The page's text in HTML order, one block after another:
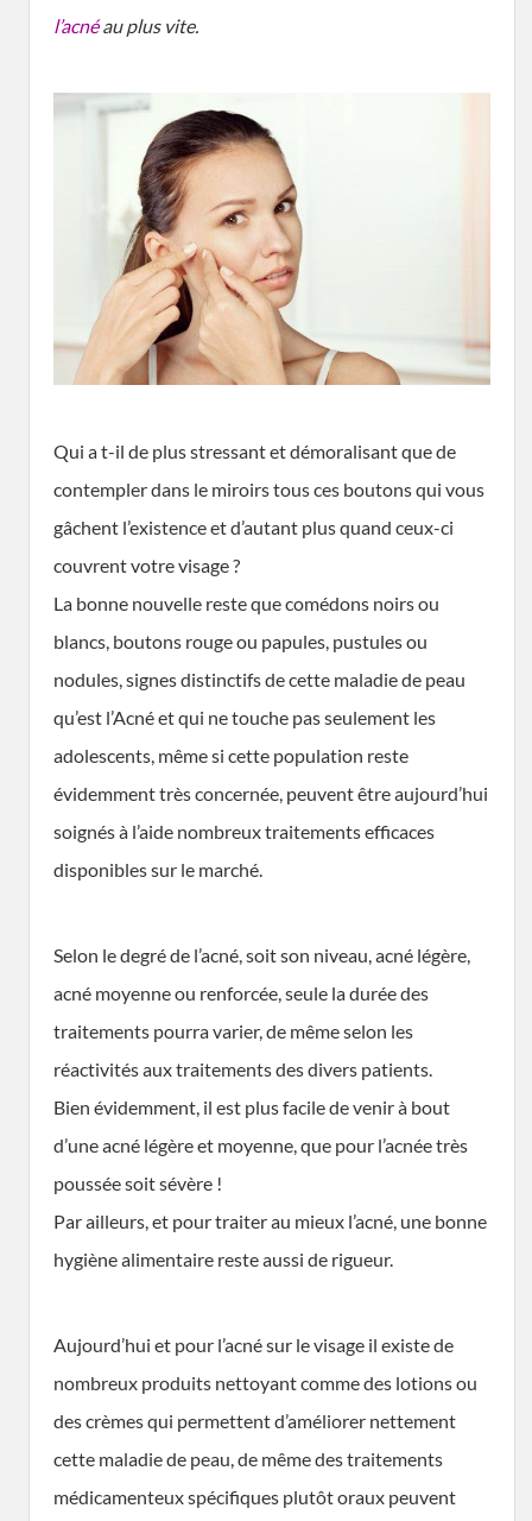
l’acnéau plus vite.
Qui a t-il de plus stressant et démoralisant que de
contempler dans le miroirs tous ces boutons qui vous
gâchent l’existence et d’autant plus quand ceux-ci
couvrent votre visage ?
La bonne nouvelle reste que comédons noirs ou
blancs, boutons rouge ou papules, pustules ou
nodules, signes distinctifs de cette maladie de peau
qu’est l’Acné et qui ne touche pas seulement les
adolescents, même si cette population reste
évidemment très concernée, peuvent être aujourd’hui
soignés à l’aide nombreux traitements efficaces
disponibles sur le marché.
Selon le degré de l’acné, soit son niveau, acné légère,
acné moyenne ou renforcée, seule la durée des
traitements pourra varier, de même selon les
réactivités aux traitements des divers patients.
Bien évidemment, il est plus facile de venir à bout
d’une acné légère et moyenne, que pour l’acnée très
poussée soit sévère !
Par ailleurs, et pour traiter au mieux l’acné, une bonne
hygiène alimentaire reste aussi de rigueur.
Aujourd’hui et pour l’acné sur le visage il existe de
nombreux produits nettoyant comme des lotions ou
des crèmes qui permettent d’améliorer nettement
cette maladie de peau, de même des traitements
médicamenteux spécifiques plutôt oraux peuvent